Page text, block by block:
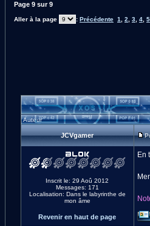
Page 9 sur9
Aller à la page : Précédente 1 2 3 4 5
Auteur
JCVgamer
Inscrit le: 29 Aoû 2012
Messages: 171
Localisation: Dans le labyrinthe de
mon âme
En
Revenir en haut de page